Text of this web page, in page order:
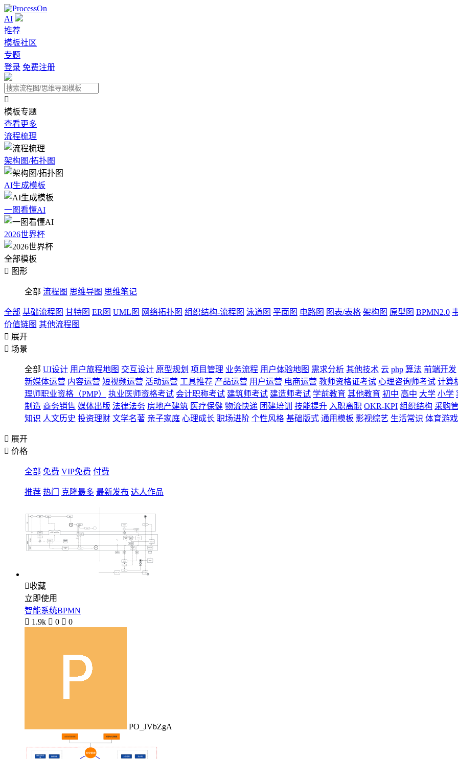
AI
推荐
模板社区
专题
登录 免费注册

模板专题
查看更多
流程梳理
架构图/拓扑图
AI生成模板
一图看懂AI
2026世界杯
全部模板
 图形
全部 流程图 思维导图 思维笔记
全部 基础流程图 甘特图 ER图 UML图 网络拓扑图 组织结构-流程图 泳道图 平面图 电路图 图表/表格 架构图 原型图 BPMN2.0
价值链图 其他流程图
 展开
 场景
全部 UI设计 用户旅程地图 交互设计 原型规划 项目管理 业务流程 用户体验地图 需求分析 其他技术 云 php 算法 前端开发
新媒体运营 内容运营 短视频运营 活动运营 工具推荐 产品运营 用户运营 电商运营 教师资格证考试 心理咨询师考试 计算
理师职业资格（PMP）
执业医师资格考试 会计职称考试 建筑师考试 建造师考试 学前教育 其他教育 初中 高中 大学 小学
制造 商务销售 媒体出版 法律法务 房地产建筑 医疗保健 物流快递 团建培训 技能提升 入职离职 OKR-KPI 组织结构 采购
知识 人文历史 投资理财 文学名著 亲子家庭 心理成长 职场进阶 个性风格 基础版式 通用模板 影视综艺 生活常识 体育游戏
 展开
 价格
全部 免费 VIP免费 付费
推荐 热门 克隆最多 最新发布 达人作品
收藏
立即使用
智能系统BPMN
 1.9k  0  0
PO_JVbZgA